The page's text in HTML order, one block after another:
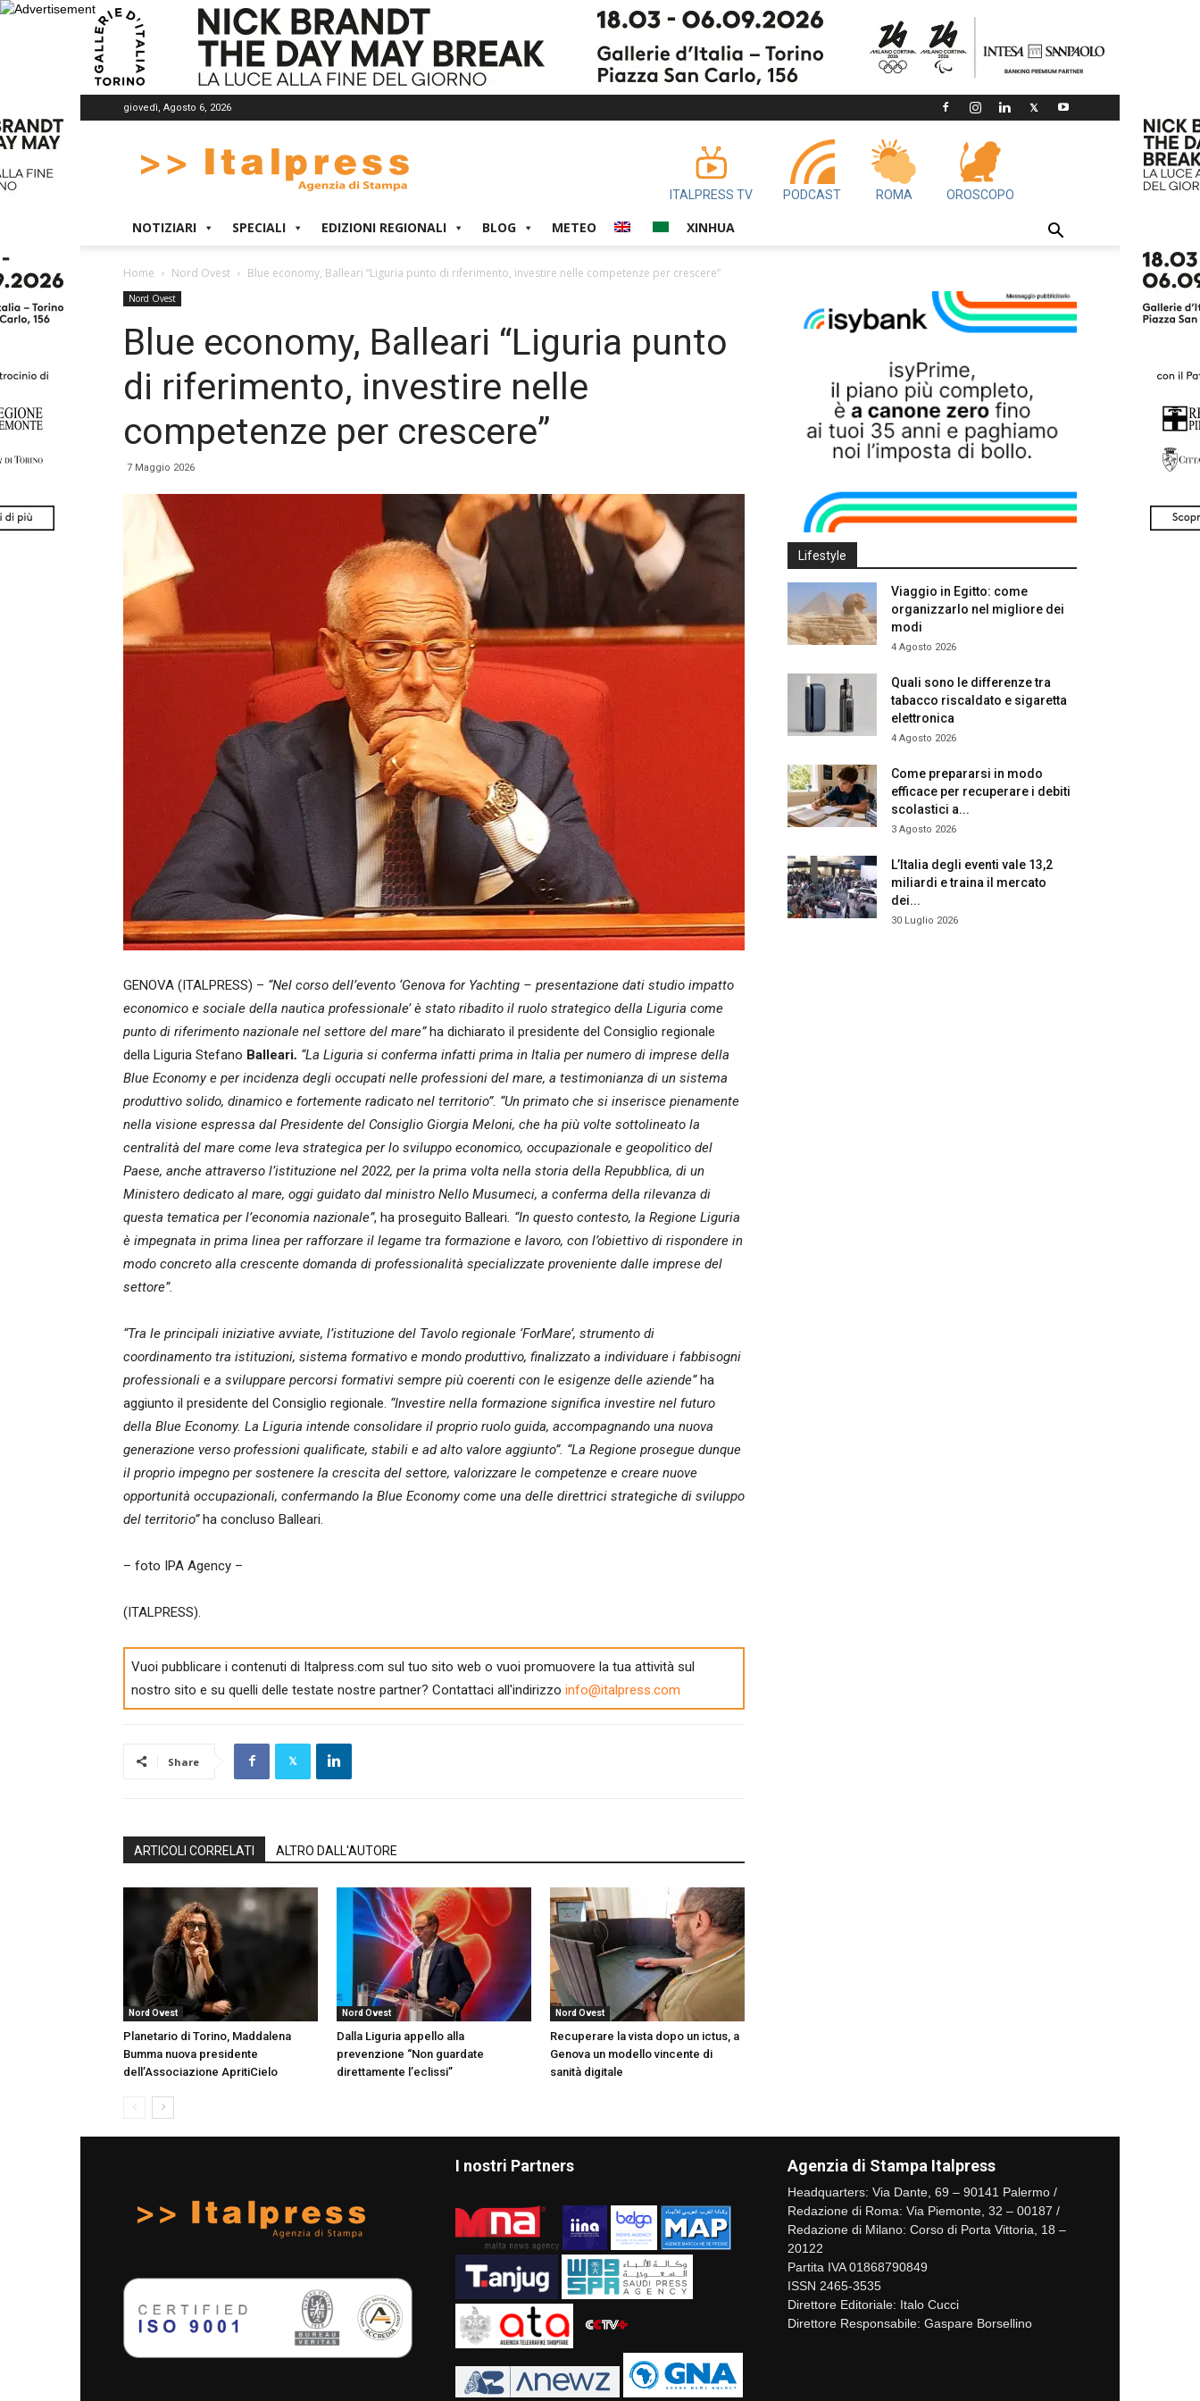
giovedì, Agosto 6, 2026
ITALPRESS TV PODCAST ROMA OROSCOPO
NOTIZIARI SPECIALI EDIZIONI REGIONALI BLOG METEO XINHUA
Home Nord Ovest Blue economy, Balleari “Liguria punto di riferimento, investire nelle competenze per crescere”
Nord Ovest
Blue economy, Balleari “Liguria punto
di riferimento, investire nelle
competenze per crescere”
7 Maggio 2026
GENOVA (ITALPRESS) – “Nel corso dell’evento ‘Genova for Yachting – presentazione dati studio impatto
economico e sociale della nautica professionale’ è stato ribadito il ruolo strategico della Liguria come
punto di riferimento nazionale nel settore del mare”ha dichiarato il presidente del Consiglio regionale
della Liguria Stefano Balleari. “La Liguria si conferma infatti prima in Italia per numero di imprese della
Blue Economy e per incidenza degli occupati nelle professioni del mare, a testimonianza di un sistema
produttivo solido, dinamico e fortemente radicato nel territorio”. “Un primato che si inserisce pienamente
nella visione espressa dal Presidente del Consiglio Giorgia Meloni, che ha più volte sottolineato la
centralità del mare come leva strategica per lo sviluppo economico, occupazionale e geopolitico del
Paese, anche attraverso l’istituzione nel 2022, per la prima volta nella storia della Repubblica, di un
Ministero dedicato al mare, oggi guidato dal ministro Nello Musumeci, a conferma della rilevanza di
questa tematica per l’economia nazionale”, ha proseguito Balleari. “In questo contesto, la Regione Liguria
è impegnata in prima linea per rafforzare il legame tra formazione e lavoro, con l’obiettivo di rispondere in
modo concreto alla crescente domanda di professionalità specializzate proveniente dalle imprese del
settore”.
“Tra le principali iniziative avviate, l’istituzione del Tavolo regionale ‘ForMare’, strumento di
coordinamento tra istituzioni, sistema formativo e mondo produttivo, finalizzato a individuare i fabbisogni
professionali e a sviluppare percorsi formativi sempre più coerenti con le esigenze delle aziende”ha
aggiunto il presidente del Consiglio regionale. “Investire nella formazione significa investire nel futuro
della Blue Economy. La Liguria intende consolidare il proprio ruolo guida, accompagnando una nuova
generazione verso professioni qualificate, stabili e ad alto valore aggiunto”. “La Regione prosegue dunque
il proprio impegno per sostenere la crescita del settore, valorizzare le competenze e creare nuove
opportunità occupazionali, confermando la Blue Economy come una delle direttrici strategiche di sviluppo
del territorio”ha concluso Balleari.
– foto IPA Agency –
(ITALPRESS).
Vuoi pubblicare i contenuti di Italpress.com sul tuo sito web o vuoi promuovere la tua attività sul
nostro sito e su quelli delle testate nostre partner? Contattaci all'indirizzo info@italpress.com
Share
ARTICOLI CORRELATI ALTRO DALL'AUTORE
Nord Ovest
Planetario di Torino, Maddalena
Bumma nuova presidente
dell’Associazione ApritiCielo
Nord Ovest
Dalla Liguria appello alla
prevenzione “Non guardate
direttamente l’eclissi”
Nord Ovest
Recuperare la vista dopo un ictus, a
Genova un modello vincente di
sanità digitale
Lifestyle
Viaggio in Egitto: come
organizzarlo nel migliore dei
modi
4 Agosto 2026
Quali sono le differenze tra
tabacco riscaldato e sigaretta
elettronica
4 Agosto 2026
Come prepararsi in modo
efficace per recuperare i debiti
scolastici a...
3 Agosto 2026
L’Italia degli eventi vale 13,2
miliardi e traina il mercato
dei...
30 Luglio 2026
I nostri Partners Agenzia di Stampa Italpress
Headquarters: Via Dante, 69 – 90141 Palermo /
Redazione di Roma: Via Piemonte, 32 – 00187 /
Redazione di Milano: Corso di Porta Vittoria, 18 –
20122
Partita IVA 01868790849
ISSN 2465-3535
Direttore Editoriale: Italo Cucci
Direttore Responsabile: Gaspare Borsellino